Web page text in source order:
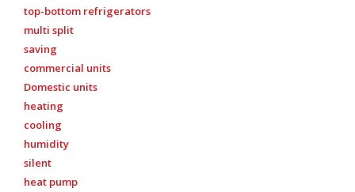
top-bottom refrigerators
multi split
saving
commercial units
Domestic units
heating
cooling
humidity
silent
heat pump